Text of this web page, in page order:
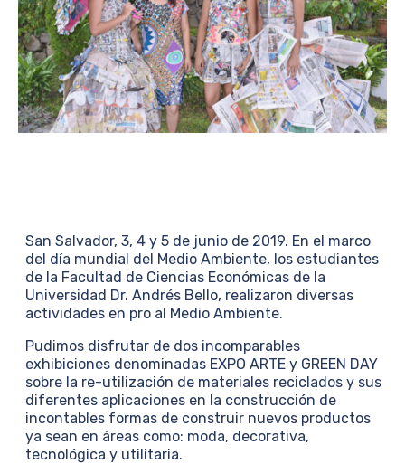
San Salvador, 3, 4 y 5 de junio de 2019. En el marco
del día mundial del Medio Ambiente, los estudiantes
de la Facultad de Ciencias Económicas de la
Universidad Dr. Andrés Bello, realizaron diversas
actividades en pro al Medio Ambiente.
Pudimos disfrutar de dos incomparables
exhibiciones denominadas EXPO ARTE y GREEN DAY
sobre la re-utilización de materiales reciclados y sus
diferentes aplicaciones en la construcción de
incontables formas de construir nuevos productos
ya sean en áreas como: moda, decorativa,
tecnológica y utilitaria.